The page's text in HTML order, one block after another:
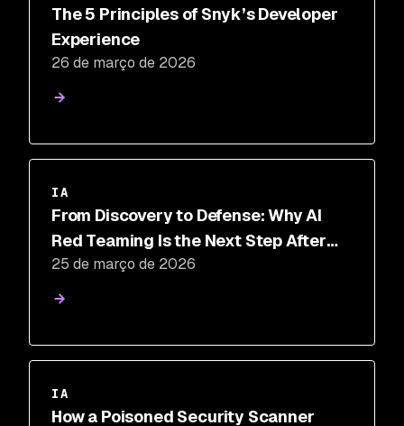
The 5 Principles of Snyk’s Developer
Experience
26 de março de 2026
IA
From Discovery to Defense: Why AI
Red Teaming Is the Next Step After
AI-SPM
25 de março de 2026
IA
How a Poisoned Security Scanner